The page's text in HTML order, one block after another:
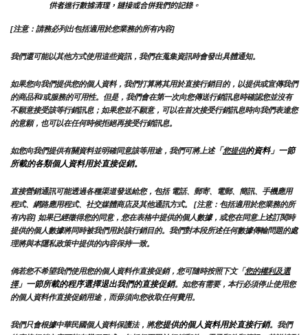
供者進行數據清理，鏈接或合併我們的記錄。
[注意：請務必列出包括適用於您業務的所有內容]
我們還可能以其他方式使用這些資訊，我們在蒐集資訊時會發出具體通知。
如果您向我們提供您的個人資料，我們打算將其用於直接行銷目的，以提供或宣傳我們
的商品和/或服務的可用性。但是，我們會在第一次向您傳送行銷訊息時確認您並沒有
不願意接受該等行銷訊息；如果您並不願意，可以在首次接受行銷訊息時向我們表達您
的意願，也可以在任何時候拒絕再接受行銷訊息。
如您向我們提供有關資料並明確同意該等用途，我們可將上述「您提供的資料」一節
所載的各類個人資料用於直接促銷。
直接營銷通訊可能透過各種渠道發送給您，包括 電話、郵寄、電郵、簡訊、手機應用
程式、網路應用程式、社交媒體商店及其他通訊方式。 [注意：包括適用於您業務的所
有內容] 如果已經徵得您的同意，您在表格中提供的個人數據，或您在同意上述訂閱時
提供的個人數據將同時被我們用於該行銷目的。我們對本段所述任何數據傳輸問題的處
理將與本隱私政策中提供的內容保持一致。
倘若您不希望我們使用您的個人資料作直接促銷，您可隨時按照下文「您的權利及選
擇」一節所載的程序選擇退出我們的直接促銷。如您有需要，本行必須停止使用您
的個人資料作直接促銷用途，而毋須向您收取任何費用。
我們只會根據中華民國個人資料保護法，將您提供的個人資料用於直接行銷。我們